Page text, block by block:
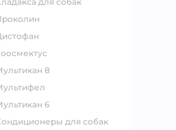
проколин
цистофан
зоосмектус
мультикан 8
мультифел
мультикан 6
кондиционеры для собак